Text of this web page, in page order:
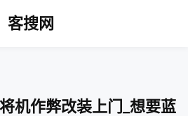
客搜网
机作弊改装上门_想要蓝